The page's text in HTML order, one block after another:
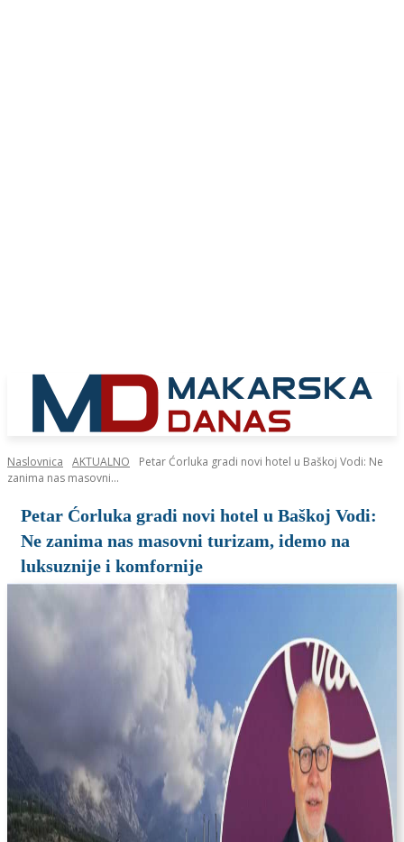
Naslovnica AKTUALNO
Petar Ćorluka gradi novi hotel u Baškoj Vodi: Ne
zanima nas masovni...
Petar Ćorluka gradi novi hotel u Baškoj Vodi:
Ne zanima nas masovni turizam, idemo na
luksuznije i komfornije